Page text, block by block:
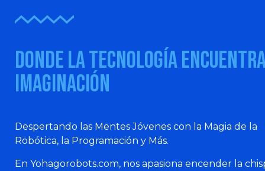
Donde la Tecnología
Imaginación
Despertando las Mentes Jóvenes con la Magia de la
Robótica, la Programación y Más.
En Yohagorobots.com, nos apasiona encender la